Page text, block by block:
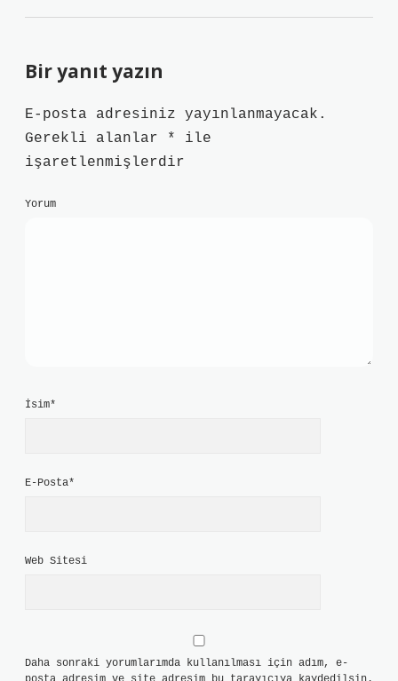
Bir yanıt yazın
E-posta adresiniz yayınlanmayacak.
Gerekli alanlar
*
ile
işaretlenmişlerdir
Yorum
İsim*
E-Posta*
Web Sitesi
Daha sonraki yorumlarımda kullanılması için adım, e-